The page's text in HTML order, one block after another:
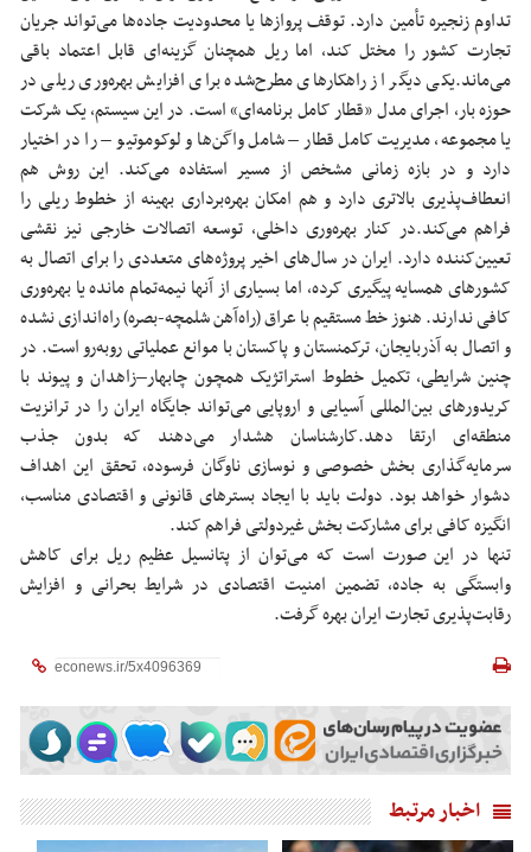
تداوم زنجیره تأمین دارد. توقف پروازها یا محدودیت جاده‌ها می‌تواند جریان
تجارت کشور را مختل کند، اما ریل همچنان گزینه‌ای قابل اعتماد باقی
می‌ماند.یکی دیگر از راهکارهای مطرح‌شده برای افزایش بهره‌وری ریلی در
حوزه بار، اجرای مدل «قطار کامل برنامه‌ای» است. در این سیستم، یک شرکت
یا مجموعه، مدیریت کامل قطار – شامل واگن‌ها و لوکوموتیو – را در اختیار
دارد و در بازه زمانی مشخص از مسیر استفاده می‌کند. این روش هم
انعطاف‌پذیری بالاتری دارد و هم امکان بهره‌برداری بهینه از خطوط ریلی را
فراهم می‌کند.در کنار بهره‌وری داخلی، توسعه اتصالات خارجی نیز نقشی
تعیین‌کننده دارد. ایران در سال‌های اخیر پروژه‌های متعددی را برای اتصال به
کشورهای همسایه پیگیری کرده، اما بسیاری از آنها نیمه‌تمام مانده یا بهره‌وری
کافی ندارند.هنوز خط مستقیم با عراق (راه‌آهن شلمچه-بصره) راه‌اندازی نشده
و اتصال به آذربایجان، ترکمنستان و پاکستان با موانع عملیاتی روبه‌رو است. در
چنین شرایطی، تکمیل خطوط استراتژیک همچون چابهار–زاهدان و پیوند با
کریدورهای بین‌المللی آسیایی و اروپایی می‌تواند جایگاه ایران را در ترانزیت
منطقه‌ای ارتقا دهد.کارشناسان هشدار می‌دهند که بدون جذب
سرمایه‌گذاری بخش خصوصی و نوسازی ناوگان فرسوده، تحقق این اهداف
دشوار خواهد بود. دولت باید با ایجاد بسترهای قانونی و اقتصادی مناسب،
انگیزه کافی برای مشارکت بخش غیردولتی فراهم کند.
تنها در این صورت است که می‌توان از پتانسیل عظیم ریل برای کاهش
وابستگی به جاده، تضمین امنیت اقتصادی در شرایط بحرانی و افزایش
رقابت‌پذیری تجارت ایران بهره گرفت.
اخبار مرتبط